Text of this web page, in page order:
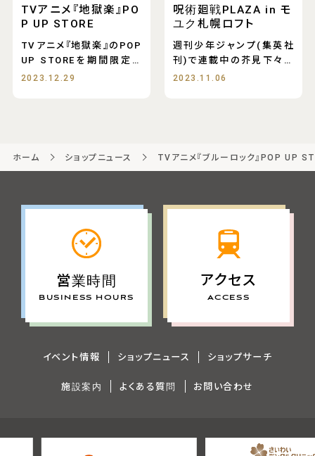
TVアニメ『地獄楽』PO
P UP STORE
TVアニメ『地獄楽』のPOP
UP STOREを期間限定で
開催。チャイ
2023.12.29
呪術廻戦PLAZA in モ
ユク札幌ロフト
週刊少年ジャンプ(集英社
刊)で連載中の芥見下々に
よる大人気コミックスを
2023.11.06
ホーム ショップニュース TVアニメ『ブルーロック』POP UP
営業時間
BUSINESS HOURS
アクセス
ACCESS
イベント情報 ショップニュース ショップサーチ
施設案内 よくある質問 お問い合わせ